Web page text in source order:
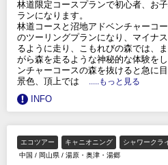
林道限定コースプランで初心者、お
ランになります。
林道コースと沼地アドベンチャーコ
のツーリングプランになり、マイナ
るように走り、こもれびの森では、
がら森を走るような神秘的な体験を
ンチャーコースの森を抜けると急に
景色、頂上では
.....もっと見る
INFO
エコツアー キャニオニング シャワークラ
中国 / 岡山県 / 湯原・奥津・湯郷